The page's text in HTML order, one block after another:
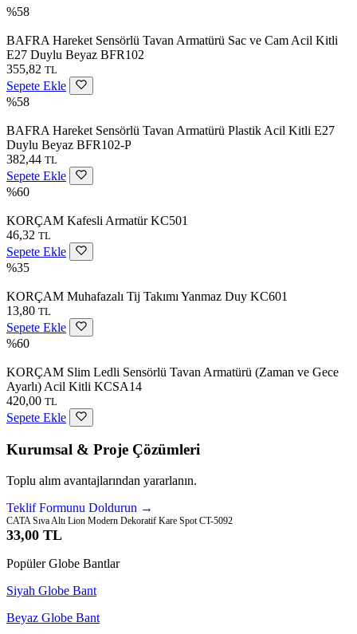
%58
BAFRA Hareket Sensörlü Tavan Armatürü Sac ve Cam Acil Kitli
E27 Duylu Beyaz BFR102
355,82 TL
Sepete Ekle
%58
BAFRA Hareket Sensörlü Tavan Armatürü Plastik Acil Kitli E27
Duylu Beyaz BFR102-P
382,44 TL
Sepete Ekle
%60
KORÇAM Kafesli Armatür KC501
46,32 TL
Sepete Ekle
%35
KORÇAM Muhafazalı Tij Takımı Yanmaz Duy KC601
13,80 TL
Sepete Ekle
%60
KORÇAM Slim Ledli Sensörlü Tavan Armatürü (Zaman ve Gece
Ayarlı) Acil Kitli KCSA14
420,00 TL
Sepete Ekle
Kurumsal & Proje Çözümleri
Toplu alım avantajlarından yararlanın.
Teklif Formunu Doldurun →
CATA Sıva Altı Lion Modern Dekoratif Kare Spot CT-5092
33,00 TL
Popüler Globe Bantlar
Siyah Globe Bant
Beyaz Globe Bant